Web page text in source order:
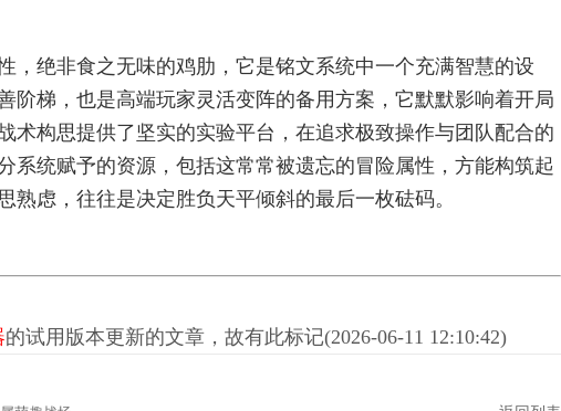
，绝非食之无味的鸡肋，它是铭文系统中一个充满智慧的设
阶梯，也是高端玩家灵活变阵的备用方案，它默默影响着开局
术构思提供了坚实的实验平台，在追求极致操作与团队配合的
系统赋予的资源，包括这常常被遗忘的冒险属性，方能构筑起
熟虑，往往是决定胜负天平倾斜的最后一枚砝码。
的试用版本更新的文章，故有此标记(2026-06-11 12:10:42)